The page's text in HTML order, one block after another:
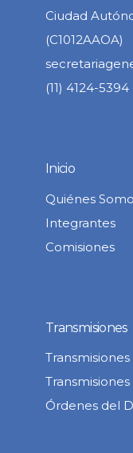
Ciudad
(C1012AAOA)
(11) 4124-5394
Inicio
Quiénes
Integrantes
Comisiones
Transmisiones
Transmisiones
Transmisiones
Órdenes del